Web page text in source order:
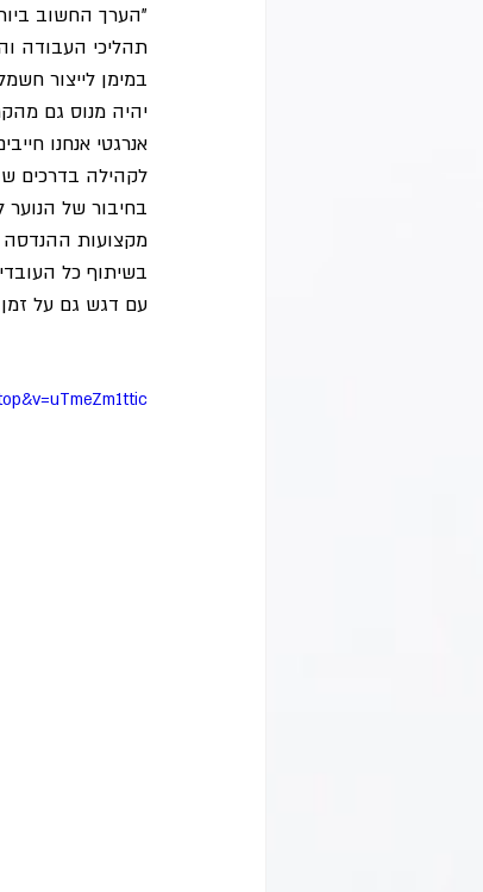
"הערך החשוב
תהליכי העבודה
במימן לייצור
יהיה מנוס גם
אנרגטי אנחנו
לקהילה בדרכים
בחיבור של הנוער
מקצועות ההנדסה
בשיתוף כל
עם דגש גם על